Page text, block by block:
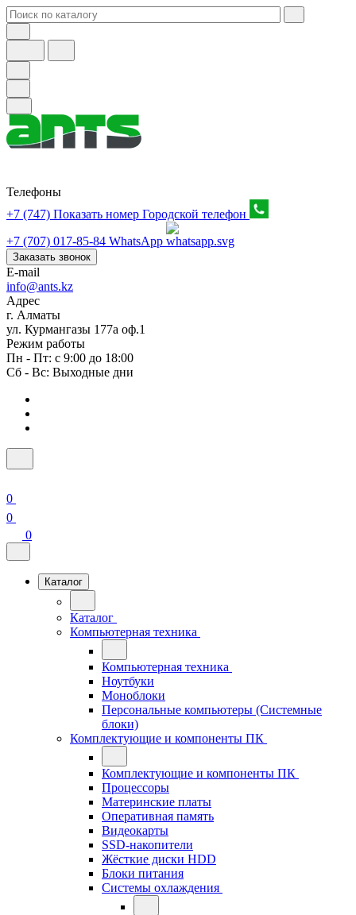
Телефоны
+7 (747) Показать номер Городской телефон
+7 (707) 017-85-84 WhatsApp
Заказать звонок
E-mail
info@ants.kz
Адрес
г. Алматы
ул. Курмангазы 177а оф.1
Режим работы
Пн - Пт: с 9:00 до 18:00
Сб - Вс: Выходные дни
0
0
0
Каталог
Каталог
Компьютерная техника
Компьютерная техника
Ноутбуки
Моноблоки
Персональные компьютеры (Системные
блоки)
Комплектующие и компоненты ПК
Комплектующие и компоненты ПК
Процессоры
Материнские платы
Оперативная память
Видеокарты
SSD-накопители
Жёсткие диски HDD
Блоки питания
Системы охлаждения